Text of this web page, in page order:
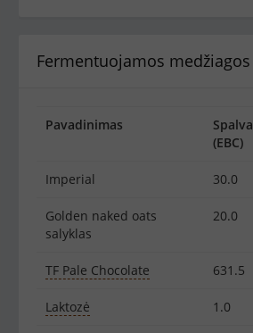
Fermentuojamos medžiagos
Pavadinimas
Spalva
(EBC)
Imperial 30.0
Golden naked oats
salyklas
20.0
TF Pale Chocolate 631.5
Laktozė 1.0